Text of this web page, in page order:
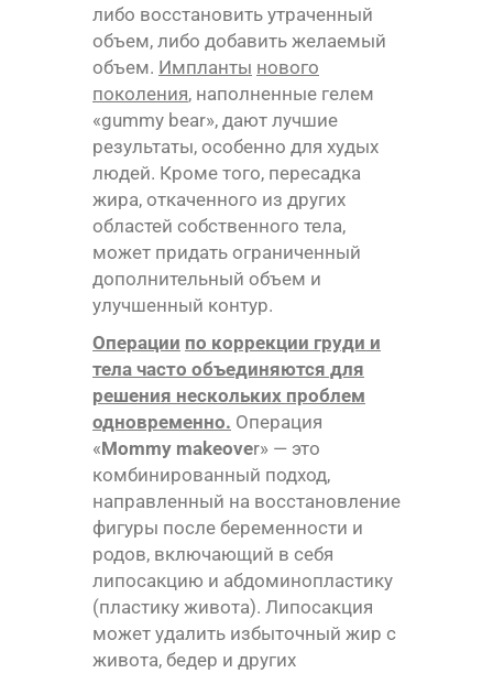
либо восстановить утраченный
объем, либо добавить желаемый
объем. Импланты нового
поколения, наполненные гелем
«gummy bear», дают лучшие
результаты, особенно для худых
людей. Кроме того, пересадка
жира, откаченного из других
областей собственного тела,
может придать ограниченный
дополнительный объем и
улучшенный контур.
Операции по коррекции груди и
тела часто объединяются для
решения нескольких проблем
одновременно. Операция
«Mommy makeover» — это
комбинированный подход,
направленный на восстановление
фигуры после беременности и
родов, включающий в себя
липосакцию и абдоминопластику
(пластику живота). Липосакция
может удалить избыточный жир с
живота, бедер и других